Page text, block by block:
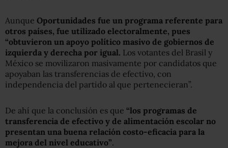
Aunque Oportunidades fue un programa referente para
otros países, fue utilizado electoralmente, pues
“obtuvieron un apoyo político masivo de gobiernos de
izquierda y derecha por igual. Los votantes del Brasil y
México se movilizaron masivamente por candidatos que
apoyaban las transferencias de efectivo, con
independencia del partido al que pertenecieran”.
De ahí que la conclusión es que “los programas de
transferencia de efectivo y de alimentación escolar no
presentan una buena relación costo-eficacia para la
mejora del nivel educativo”.